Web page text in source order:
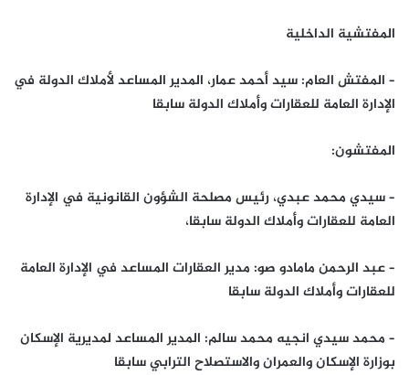
المفتشية الداخلية
– المفتش العام: سيد أحمد عمار، المدير المساعد لأملاك الدولة في
الإدارة العامة للعقارات وأملاك الدولة سابقا
المفتشون:
– سيدي محمد عبدي، رئيس مصلحة الشؤون القانونية في الإدارة
العامة للعقارات وأملاك الدولة سابقا،
– عبد الرحمن مامادو صو: مدير العقارات المساعد في الإدارة العامة
للعقارات وأملاك الدولة سابقا
– محمد سيدي انجيه محمد سالم: المدير المساعد لمديرية الإسكان
بوزارة الإسكان والعمران والاستصلاح الترابي سابقا